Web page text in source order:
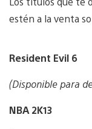
estén a la venta
Resident Evil 6
(Disponible para
NBA 2K13